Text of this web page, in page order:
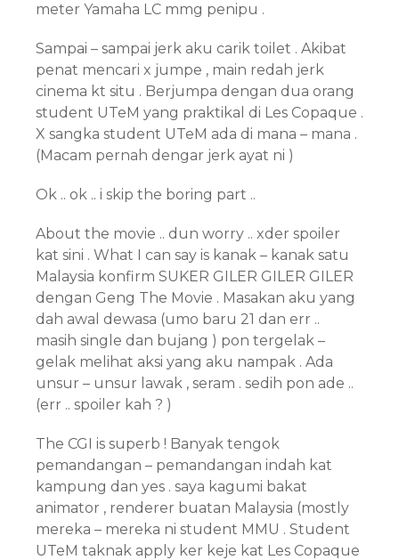
meter Yamaha LC mmg penipu .
Sampai – sampai jerk aku carik toilet . Akibat
penat mencari x jumpe , main redah jerk
cinema kt situ . Berjumpa dengan dua orang
student UTeM yang praktikal di Les Copaque .
X sangka student UTeM ada di mana – mana .
(Macam pernah dengar jerk ayat ni )
Ok .. ok .. i skip the boring part ..
About the movie .. dun worry .. xder spoiler
kat sini . What I can say is kanak – kanak satu
Malaysia konfirm SUKER GILER GILER GILER
dengan Geng The Movie . Masakan aku yang
dah awal dewasa (umo baru 21 dan err ..
masih single dan bujang ) pon tergelak –
gelak melihat aksi yang aku nampak . Ada
unsur – unsur lawak , seram . sedih pon ade ..
(err .. spoiler kah ? )
The CGI is superb ! Banyak tengok
pemandangan – pemandangan indah kat
kampung dan yes . saya kagumi bakat
animator , renderer buatan Malaysia (mostly
mereka – mereka ni student MMU . Student
UTeM taknak apply ker keje kat Les Copaque